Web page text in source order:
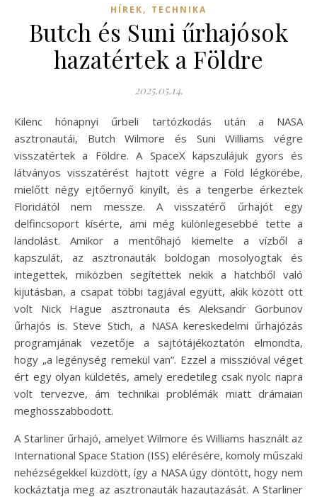
HÍREK, TECHNIKA
Butch és Suni űrhajósok
hazatértek a Földre
2025.05.14.
Kilenc hónapnyi űrbeli tartózkodás után a NASA
asztronautái, Butch Wilmore és Suni Williams végre
visszatértek a Földre. A SpaceX kapszulájuk gyors és
látványos visszatérést hajtott végre a Föld légkörébe,
mielőtt négy ejtőernyő kinyílt, és a tengerbe érkeztek
Floridától nem messze. A visszatérő űrhajót egy
delfincsoport kísérte, ami még különlegesebbé tette a
landolást. Amikor a mentőhajó kiemelte a vízből a
kapszulát, az asztronauták boldogan mosolyogtak és
integettek, miközben segítettek nekik a hatchből való
kijutásban, a csapat többi tagjával együtt, akik között ott
volt Nick Hague asztronauta és Aleksandr Gorbunov
űrhajós is. Steve Stich, a NASA kereskedelmi űrhajózás
programjának vezetője a sajtótájékoztatón elmondta,
hogy „a legénység remekül van”. Ezzel a misszióval véget
ért egy olyan küldetés, amely eredetileg csak nyolc napra
volt tervezve, ám technikai problémák miatt drámaian
meghosszabbodott.
A Starliner űrhajó, amelyet Wilmore és Williams használt az
International Space Station (ISS) elérésére, komoly műszaki
nehézségekkel küzdött, így a NASA úgy döntött, hogy nem
kockáztatja meg az asztronauták hazautazását. A Starliner